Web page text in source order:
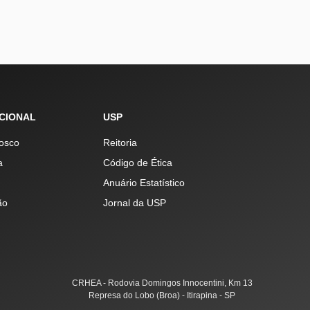
USP
Reitoria
Código de Ética
Anuário Estatístico
Jornal da USP
CRHEA - Rodovia Domingos Innocentini, Km 13
Represa do Lobo (Broa) - Itirapina - SP